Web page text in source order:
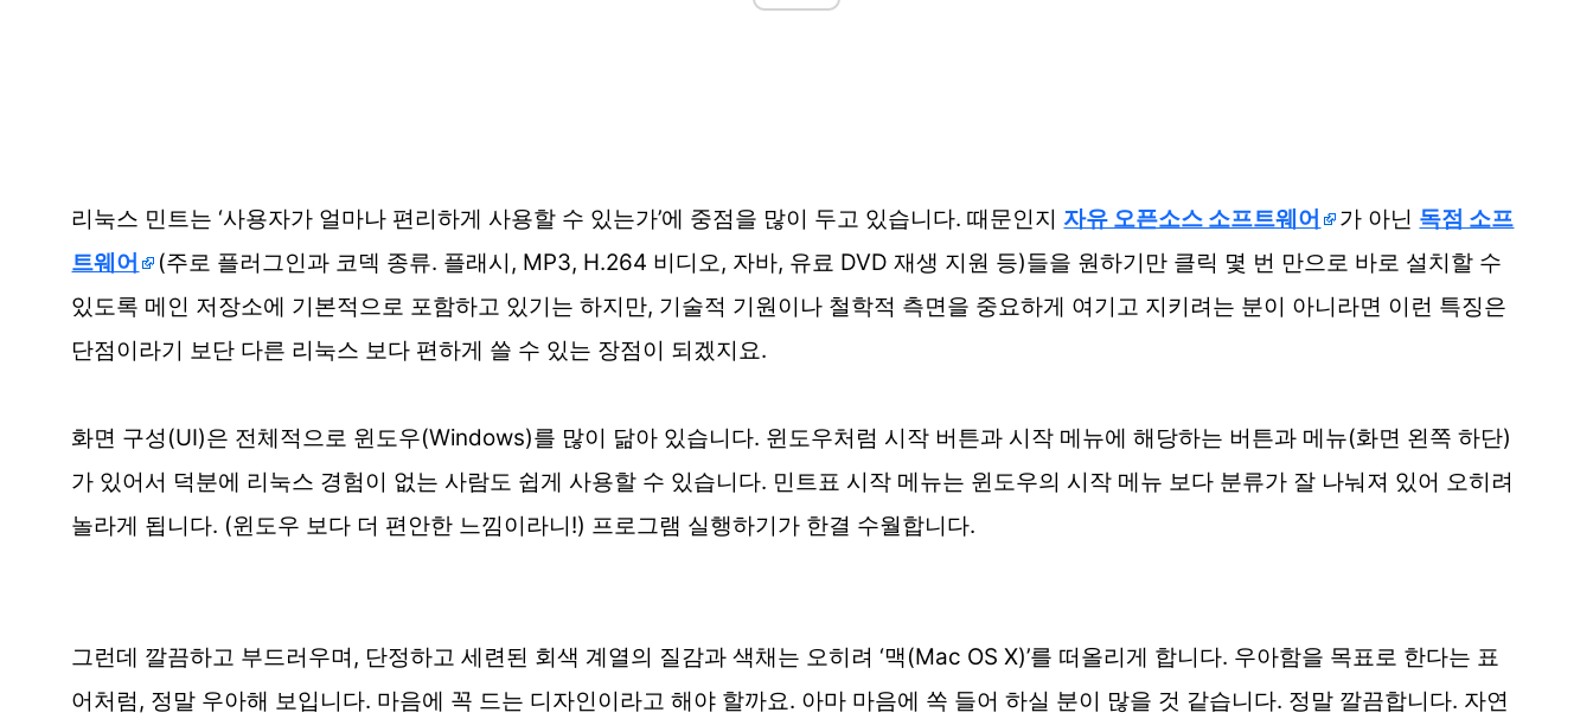
리눅스 민트는 ‘사용자가 얼마나 편리하게 사용할 수 있는가’에 중점을 많이 두고 있습니다. 때문인지 자유 오픈소스 소프트웨어 가 아닌 독점 소프
트웨어
(주로 플러그인과 코덱 종류. 플래시, MP3, H.264 비디오, 자바, 유료 DVD 재생 지원 등)들을 원하기만 클릭 몇 번 만으로 바로 설치할 수
있도록 메인 저장소에 기본적으로 포함하고 있기는 하지만, 기술적 기원이나 철학적 측면을 중요하게 여기고 지키려는 분이 아니라면 이런 특징은
단점이라기 보단 다른 리눅스 보다 편하게 쓸 수 있는 장점이 되겠지요.
화면 구성(UI)은 전체적으로 윈도우(Windows)를 많이 닮아 있습니다. 윈도우처럼 시작 버튼과 시작 메뉴에 해당하는 버튼과 메뉴(화면 왼쪽 하단)
가 있어서 덕분에 리눅스 경험이 없는 사람도 쉽게 사용할 수 있습니다. 민트표 시작 메뉴는 윈도우의 시작 메뉴 보다 분류가 잘 나눠져 있어 오히려
놀라게 됩니다. (윈도우 보다 더 편안한 느낌이라니!) 프로그램 실행하기가 한결 수월합니다.
그런데 깔끔하고 부드러우며, 단정하고 세련된 회색 계열의 질감과 색채는 오히려 ‘맥(Mac OS X)’를 떠올리게 합니다. 우아함을 목표로 한다는 표
어처럼, 정말 우아해 보입니다. 마음에 꼭 드는 디자인이라고 해야 할까요. 아마 마음에 쏙 들어 하실 분이 많을 것 같습니다. 정말 깔끔합니다. 자연